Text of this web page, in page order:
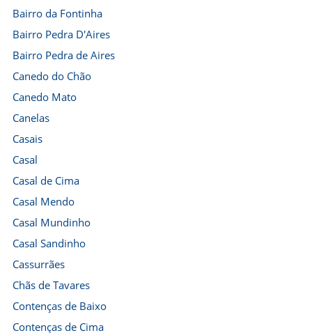
Bairro da Fontinha
Bairro Pedra D'Aires
Bairro Pedra de Aires
Canedo do Chão
Canedo Mato
Canelas
Casais
Casal
Casal de Cima
Casal Mendo
Casal Mundinho
Casal Sandinho
Cassurrães
Chãs de Tavares
Contenças de Baixo
Contenças de Cima